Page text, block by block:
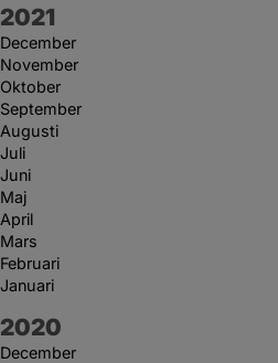
År:
2021
December
November
Oktober
September
Augusti
Juli
Juni
Maj
April
Mars
Februari
Januari
År:
2020
December